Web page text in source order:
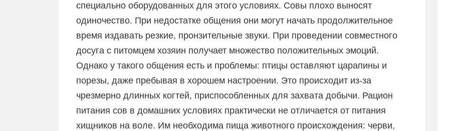
специально оборудованных для этого условиях. Совы плохо выносят
одиночество. При недостатке общения они могут начать продолжительное
время издавать резкие, пронзительные звуки. При проведении совместного
досуга с питомцем хозяин получает множество положительных эмоций.
Однако у такого общения есть и проблемы: птицы оставляют царапины и
порезы, даже пребывая в хорошем настроении. Это происходит из-за
чрезмерно длинных когтей, приспособленных для захвата добычи. Рацион
питания сов в домашних условиях практически не отличается от питания
хищников на воле. Им необходима пища животного происхождения: черви,